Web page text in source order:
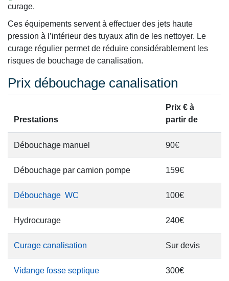
curage.
Ces équipements servent à effectuer des jets haute
pression à l’intérieur des tuyaux afin de les nettoyer. Le
curage régulier permet de réduire considérablement les
risques de bouchage de canalisation.
Prix débouchage canalisation
Prestations
Prix € à
partir de
Débouchage manuel 90€
Débouchage par camion pompe 159€
Débouchage WC 100€
Hydrocurage 240€
Curage canalisation Sur devis
Vidange fosse septique 300€